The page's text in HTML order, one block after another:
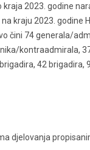
2023. godine
kraju 2023. godine
čini 74 generala/
kontraadmirala,
42 brigadira,
djelovanja